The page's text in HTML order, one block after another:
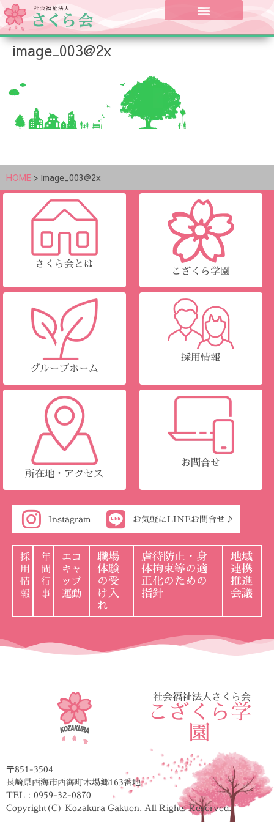
image_003@2x
HOME > image_003@2x
さくら会とは
こざくら学園
グループホーム
採用情報
所在地・アクセス
お問合せ
Instagram お気軽にLINEお問合せ♪
採
用
情
報
年
間
行
事
エコ
キャ
ップ
運動
職場
体験
の受
け入
れ
虐待防止・身
体拘束等の適
正化のための
指針
地域
連携
推進
会議
社会福祉法人さくら会
こざくら学
園
〒851-3504
長崎県西海市西海町木場郷163番地
TEL：0959-32-0870
Copyright(C) Kozakura Gakuen. All Rights Reserved.